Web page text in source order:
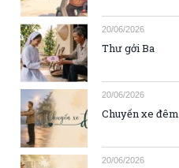
20/06/2026
Thư gởi Ba
20/06/2026
Chuyến xe đêm
20/06/2026